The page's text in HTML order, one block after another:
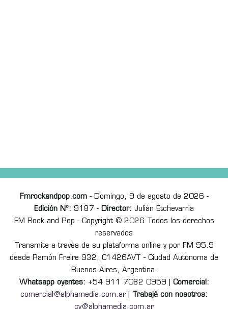
Fmrockandpop.com- Domingo, 9 de agosto de 2026 -
Edición Nº: 9187 - Director: Julián Etchevarria
FM Rock and Pop - Copyright © 2026 Todos los derechos
reservados
Transmite a través de su plataforma online y por FM 95.9
desde Ramón Freire 932, C1426AVT - Ciudad Autónoma de
Buenos Aires, Argentina.
Whatsapp oyentes: +54 911 7082 0959 | Comercial:
comercial@alphamedia.com.ar
Trabajá con nosotros:
cv@alphamedia.com.ar